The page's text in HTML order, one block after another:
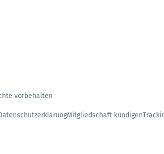
vorbehalten
Mitgliedschaft kündigen